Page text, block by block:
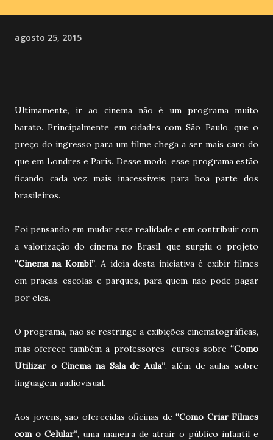
agosto 25, 2015
Ultimamente, ir ao cinema não é um programa muito
barato. Principalmente em cidades com São Paulo, que o
preço do ingresso para um filme chega a ser mais caro do
que em Londres e Paris. Desse modo, esse programa estão
ficando cada vez mais inacessíveis para boa parte dos
brasileiros.
Foi pensando em mudar este realidade e em contribuir com
a valorização do cinema no Brasil, que surgiu o projeto
“Cinema na Kombi”. A ideia desta iniciativa é exibir filmes
em praças, escolas e parques, para quem não pode pagar
por eles.
O programa, não se restringe a exibições cinematográficas,
mas oferece também a professores cursos sobre “Como
Utilizar o Cinema na Sala de Aula”, além de aulas sobre
linguagem audiovisual.
Aos jovens, são oferecidas oficinas de “Como Criar Filmes
com o Celular”, uma maneira de atrair o público infantil e